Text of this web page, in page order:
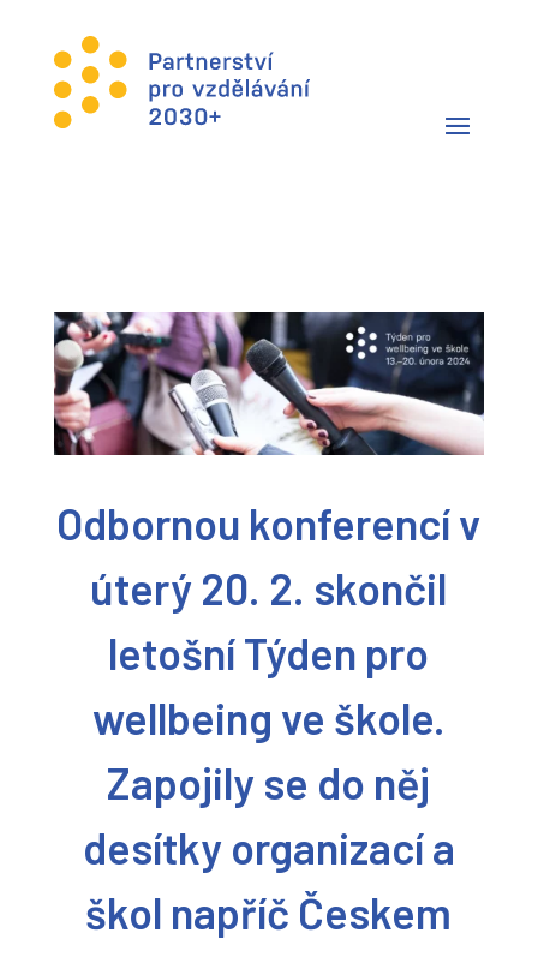
Odbornou konferencí v
úterý 20. 2. skončil
letošní Týden pro
wellbeing ve škole.
Zapojily se do něj
desítky organizací a
škol napříč Českem